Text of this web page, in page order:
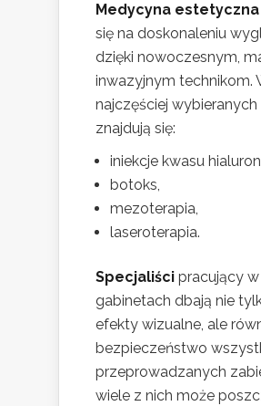
Medycyna estetyczna
się na doskonaleniu
dzięki nowoczesnym,
inwazyjnym technikom.
najczęściej wybieranych
znajdują się:
iniekcje kwasu
botoks,
mezoterapia,
laseroterapia.
Specjaliści pracujący
gabinetach dbają nie
efekty wizualne, ale
bezpieczeństwo
przeprowadzanych
wiele z nich może